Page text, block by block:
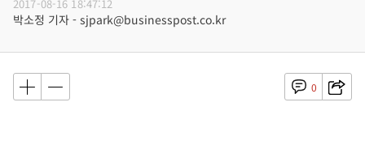
2017-08-16 18:47:12
박소정 기자 - sjpark@businesspost.co.kr
0